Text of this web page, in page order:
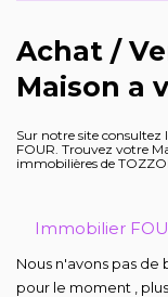
Locations
Achat /
Maison a
Sur notre site consultez
FOUR. Trouvez votre
immobilières de
Immobilier
Nous n'avons pas
pour le moment ,